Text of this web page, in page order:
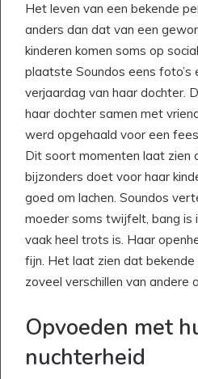
Het leven van een bekende
anders dan dat van een
kinderen komen soms op
plaatste Soundos eens foto’s
verjaardag van haar dochter.
haar dochter samen met
werd opgehaald voor een
Dit soort momenten laat zien
bijzonders doet voor haar
goed om lachen. Soundos
moeder soms twijfelt, bang is
vaak heel trots is. Haar
fijn. Het laat zien dat bekende
zoveel verschillen van andere
Opvoeden met
nuchterheid